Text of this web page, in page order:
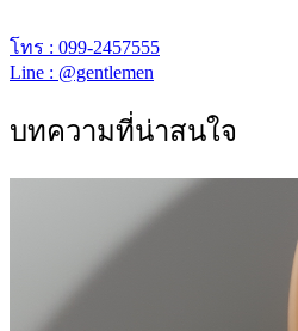
โทร : 099-2457555
Line : @gentlemen
บทความที่น่าสนใจ